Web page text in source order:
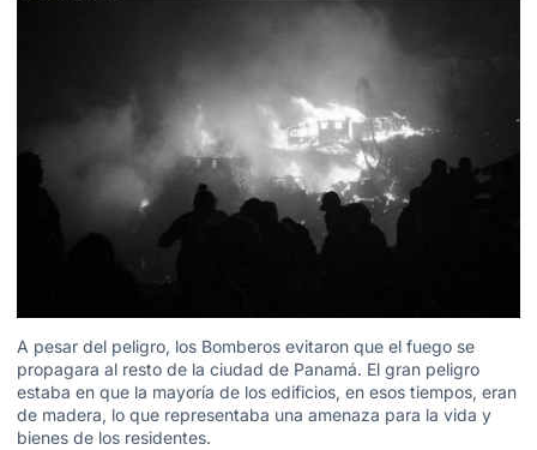
A pesar del peligro, los Bomberos evitaron que el fuego se
propagara al resto de la ciudad de Panamá. El gran peligro
estaba en que la mayoría de los edificios, en esos tiempos, eran
de madera, lo que representaba una amenaza para la vida y
bienes de los residentes.